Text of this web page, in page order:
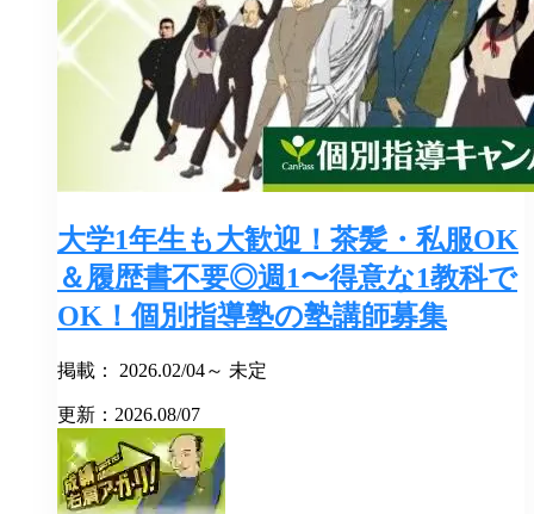
大学1年生も大歓迎！茶髪・私服OK
＆履歴書不要◎週1〜得意な1教科で
OK！個別指導塾の塾講師募集
掲載： 2026.02/04～ 未定
更新：2026.08/07